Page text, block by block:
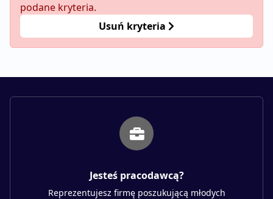
podane kryteria.
Usuń kryteria
Jesteś pracodawcą?
Reprezentujesz firmę poszukującą młodych